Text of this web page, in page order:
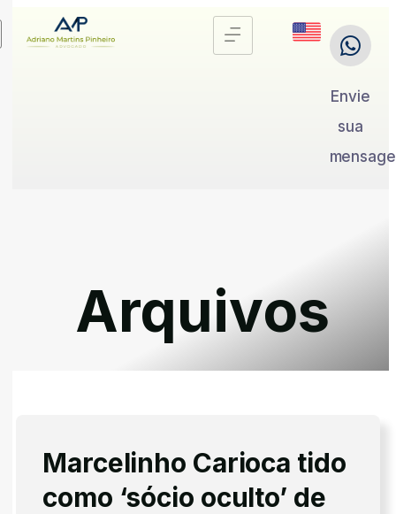
Envie
sua
Arquivos
Marcelinho Carioca tido
como ‘sócio oculto’ de